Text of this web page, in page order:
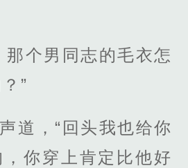
那个男同志的毛衣怎
”
道，“回头我也给你
你穿上肯定比他好